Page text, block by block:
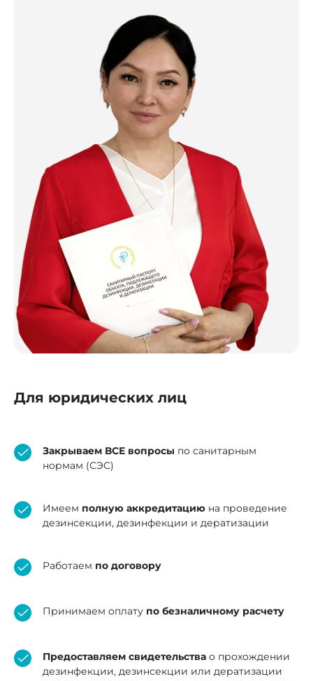
Для юридических лиц
Закрываем ВСЕ вопросы по санитарным
нормам (СЭС)
Имеем полную аккредитацию на проведение
дезинсекции, дезинфекции и дератизации
Работаем по договору
Принимаем оплату по безналичному расчету
Предоставляем свидетельства о прохождении
дезинфекции, дезинсекции или дератизации